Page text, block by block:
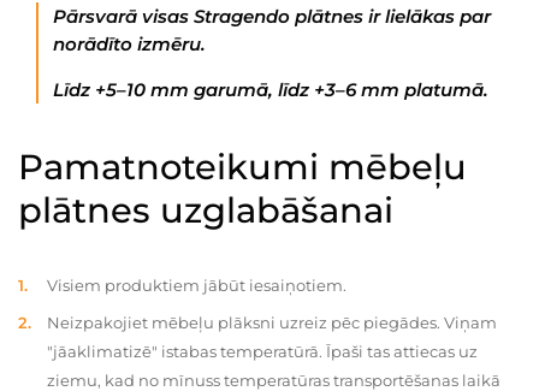
Pārsvarā visas Stragendo plātnes ir lielākas par
norādīto izmēru.
Līdz +5–10 mm garumā, līdz +3–6 mm platumā.
Pamatnoteikumi mēbeļu
plātnes uzglabāšanai
Visiem produktiem jābūt iesaiņotiem.
Neizpakojiet mēbeļu plāksni uzreiz pēc piegādes. Viņam
"jāaklimatizē" istabas temperatūrā. Īpaši tas attiecas uz
ziemu, kad no mīnuss temperatūras transportēšanas laikā